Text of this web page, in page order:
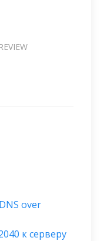
REVIEW
over
к серверу